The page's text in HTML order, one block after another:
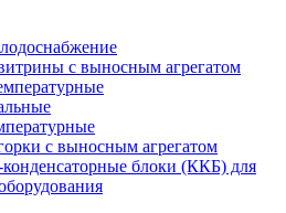
с выносным агрегатом
с выносным агрегатом
блоки (ККБ) для